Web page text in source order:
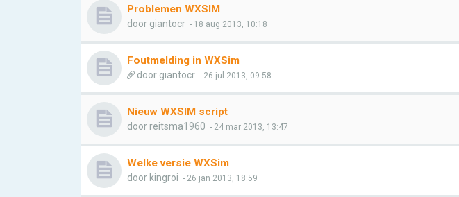
Problemen WXSIM
door giantocr - 18 aug 2013, 10:18
Foutmelding in WXSim
door giantocr - 26 jul 2013, 09:58
Nieuw WXSIM script
door reitsma1960 - 24 mar 2013, 13:47
Welke versie WXSim
door kingroi - 26 jan 2013, 18:59